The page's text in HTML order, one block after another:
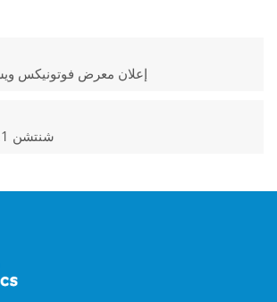
إعلان معرض فوتونيكس ويست
CIOE 2021 شنتشن